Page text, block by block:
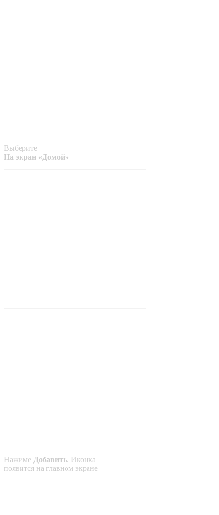
Выберите
На экран «Домой»
Нажиме Добавить. Иконка
появится на главном экране